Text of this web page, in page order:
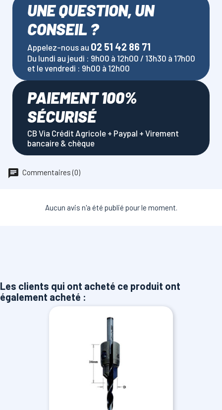
UNE QUESTION, UN
CONSEIL ?
Appelez-nous au 02 51 42 86 71
Du lundi au jeudi : 9h00 à 12h00 / 13h30 à 17h00
et le vendredi : 9h00 à 12h00
PAIEMENT 100%
SÉCURISÉ
CB Via Crédit Agricole + Paypal + Virement
bancaire & chèque
Commentaires (0)
Aucun avis n'a été publié pour le moment.
Les clients qui ont acheté ce produit ont
également acheté :